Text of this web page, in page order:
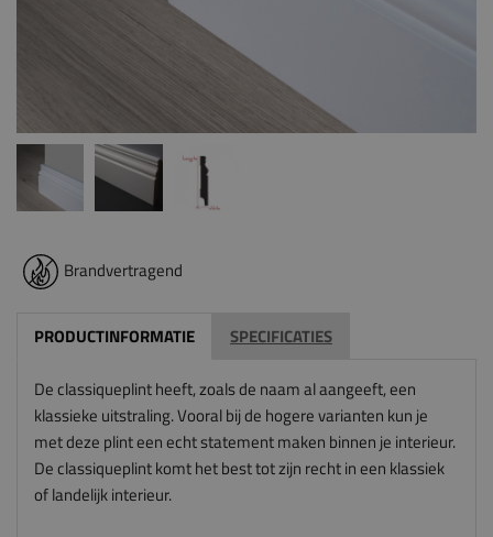
Brandvertragend
PRODUCTINFORMATIE SPECIFICATIES
De classiqueplint heeft, zoals de naam al aangeeft, een
klassieke uitstraling. Vooral bij de hogere varianten kun je
met deze plint een echt statement maken binnen je interieur.
De classiqueplint komt het best tot zijn recht in een klassiek
of landelijk interieur.